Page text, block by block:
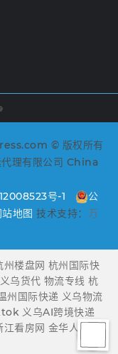
© 版权所有
理有限公司 China
号-1
公
站地图 技术支持： 万
州楼盘网 杭州国际快
义乌货代 物流专线 杭
州国际快递 义乌物流
义乌AI跨境快递
江看房网 金华人才网